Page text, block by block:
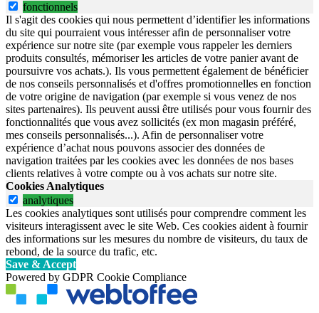
fonctionnels
Il s'agit des cookies qui nous permettent d’identifier les informations
du site qui pourraient vous intéresser afin de personnaliser votre
expérience sur notre site (par exemple vous rappeler les derniers
produits consultés, mémoriser les articles de votre panier avant de
poursuivre vos achats.). Ils vous permettent également de bénéficier
de nos conseils personnalisés et d'offres promotionnelles en fonction
de votre origine de navigation (par exemple si vous venez de nos
sites partenaires). Ils peuvent aussi être utilisés pour vous fournir des
fonctionnalités que vous avez sollicités (ex mon magasin préféré,
mes conseils personnalisés...). Afin de personnaliser votre
expérience d’achat nous pouvons associer des données de
navigation traitées par les cookies avec les données de nos bases
clients relatives à votre compte ou à vos achats sur notre site.
Cookies Analytiques
analytiques
Les cookies analytiques sont utilisés pour comprendre comment les
visiteurs interagissent avec le site Web. Ces cookies aident à fournir
des informations sur les mesures du nombre de visiteurs, du taux de
rebond, de la source du trafic, etc.
Save & Accept
Powered by GDPR Cookie Compliance